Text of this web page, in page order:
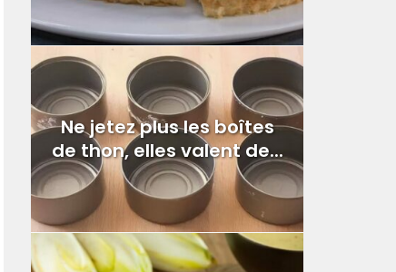
Ne jetez plus les boîtes
de thon, elles valent de...